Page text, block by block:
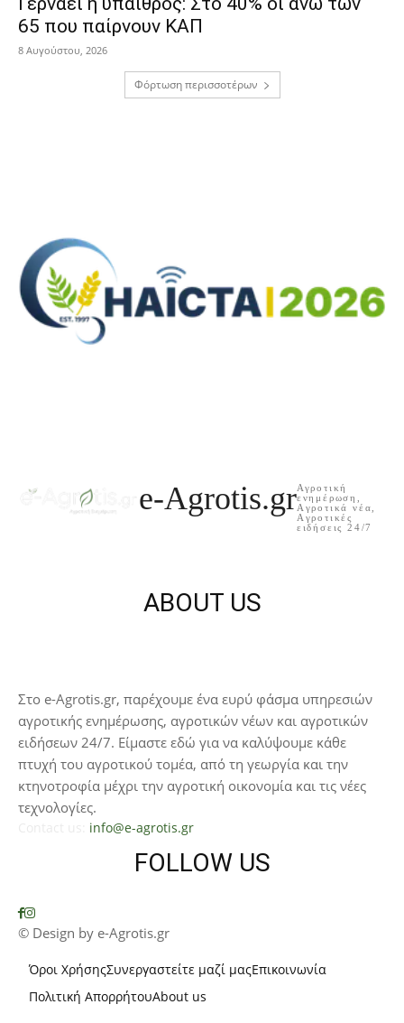
65 που παίρνουν ΚΑΠ
8 Αυγούστου, 2026
Φόρτωση περισσοτέρων
e-Agrotis.grΑγροτική
ενημέρωση,
Aγροτικά νέα,
Aγροτικές
ειδήσεις 24/7
ABOUT US
Στο e-Agrotis.gr, παρέχουμε ένα ευρύ φάσμα υπηρεσιών
αγροτικής ενημέρωσης, αγροτικών νέων και αγροτικών
ειδήσεων 24/7. Είμαστε εδώ για να καλύψουμε κάθε
πτυχή του αγροτικού τομέα, από τη γεωργία και την
κτηνοτροφία μέχρι την αγροτική οικονομία και τις νέες
τεχνολογίες.
info@e-agrotis.gr
FOLLOW US
© Design by e-Agrotis.gr
Όροι ΧρήσηςΣυνεργαστείτε μαζί μαςΕπικοινωνία
Πολιτική ΑπορρήτουAbout us